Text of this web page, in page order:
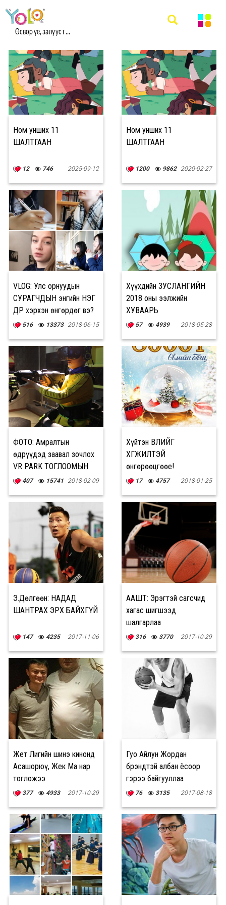
Өсвөр үе, залууст ...
#FREETIME МЭДЭЭ
Ном унших 11
ШАЛТГААН
12 746 2025-09-12
Ном унших 11
ШАЛТГААН
1200 9862 2020-02-27
VLOG: Улс орнуудын
СУРАГЧДЫН энгийн НЭГ
ӨДӨР хэрхэн өнгөрдөг вэ?
516 13373 2018-06-15
Хүүхдийн ЗУСЛАНГИЙН
2018 оны ээлжийн
ХУВААРЬ
57 4939 2018-05-28
ФОТО: Амралтын
өдрүүдэд заавал зочлох
VR PARK ТОГЛООМЫН
ТӨВ 407 15741 2018-02-09
Хүйтэн ӨВЛИЙГ
ХӨГЖИЛТЭЙ
өнгөрөөцгөөе!
17 4757 2018-01-25
Э.Дөлгөөн: НАДАД
ШАНТРАХ ЭРХ БАЙХГҮЙ
147 4235 2017-11-06
ААШТ: Эрэгтэй сагсчид
хагас шигшээд
шалгарлаа
316 3770 2017-10-29
Жет Лигийн шинэ кинонд
Асашорюү, Жек Ма нар
тогложээ
377 4933 2017-10-29
Гуо Айлун Жордан
брэндтэй албан ёсоор
гэрээ байгууллаа
76 3135 2017-08-18